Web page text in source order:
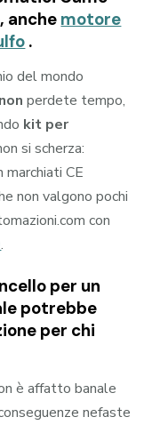
anche motore
.
del mondo
non perdete tempo,
kit per
si scherza:
CE
non valgono pochi
con
.
per un
potrebbe
per chi
è affatto banale
nefaste